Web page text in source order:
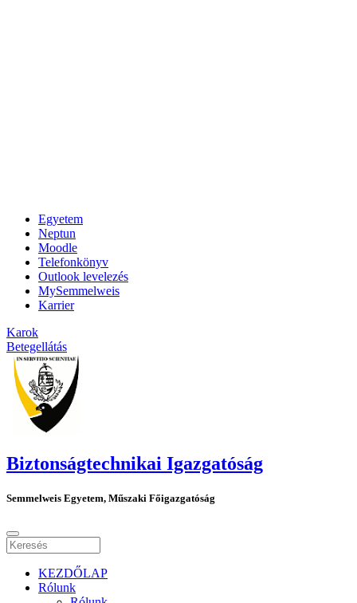
Egyetem
Neptun
Moodle
Telefonkönyv
Outlook levelezés
MySemmelweis
Karrier
Karok
Betegellátás
Biztonságtechnikai Igazgatóság
Semmelweis Egyetem, Műszaki Főigazgatóság
KEZDŐLAP
Rólunk